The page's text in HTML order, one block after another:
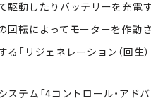
駆動したりバッテリーを充電す
回転によってモーターを作動
「リジェネレーション（回生）
ステム「4コントロール・アド